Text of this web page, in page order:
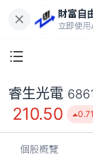
財富自
立即使用
睿生光電
210.50
個股概覽